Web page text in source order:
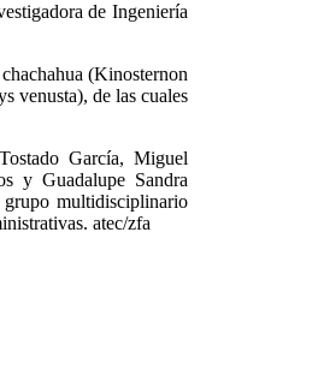
de Ingeniería
(Kinosternon
venusta), de las cuales
García, Miguel
y Guadalupe Sandra
multidisciplinario
atec/zfa